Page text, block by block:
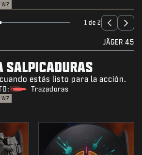
WZ
1 de 2
JÄGER 45
SALPICADURAS
estás listo para la acción.
Trazadoras
WZ